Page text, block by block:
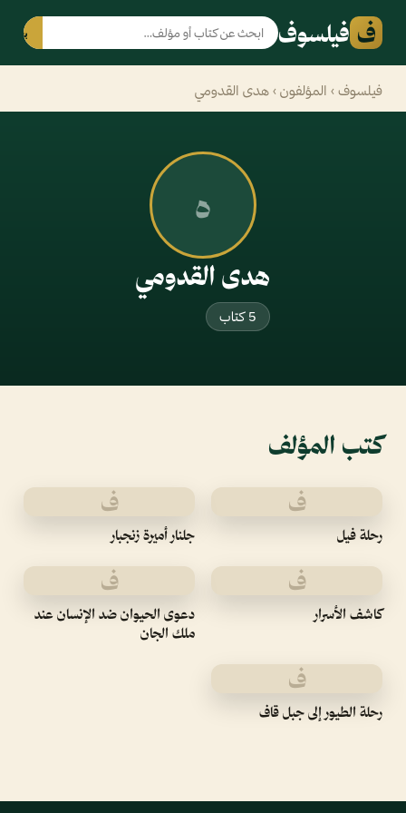
ف فيلسوف بحث
فيلسوف › المؤلفون › هدى القدومي
ه
هدى القدومي
5 كتاب
كتب المؤلف
ف
رحلة فيل
ف
جلنار أميرة زنجبار
ف
كاشف الأسرار
ف
دعوى الحيوان ضد الإنسان عند
ملك الجان
ف
رحلة الطيور إلى جبل قاف